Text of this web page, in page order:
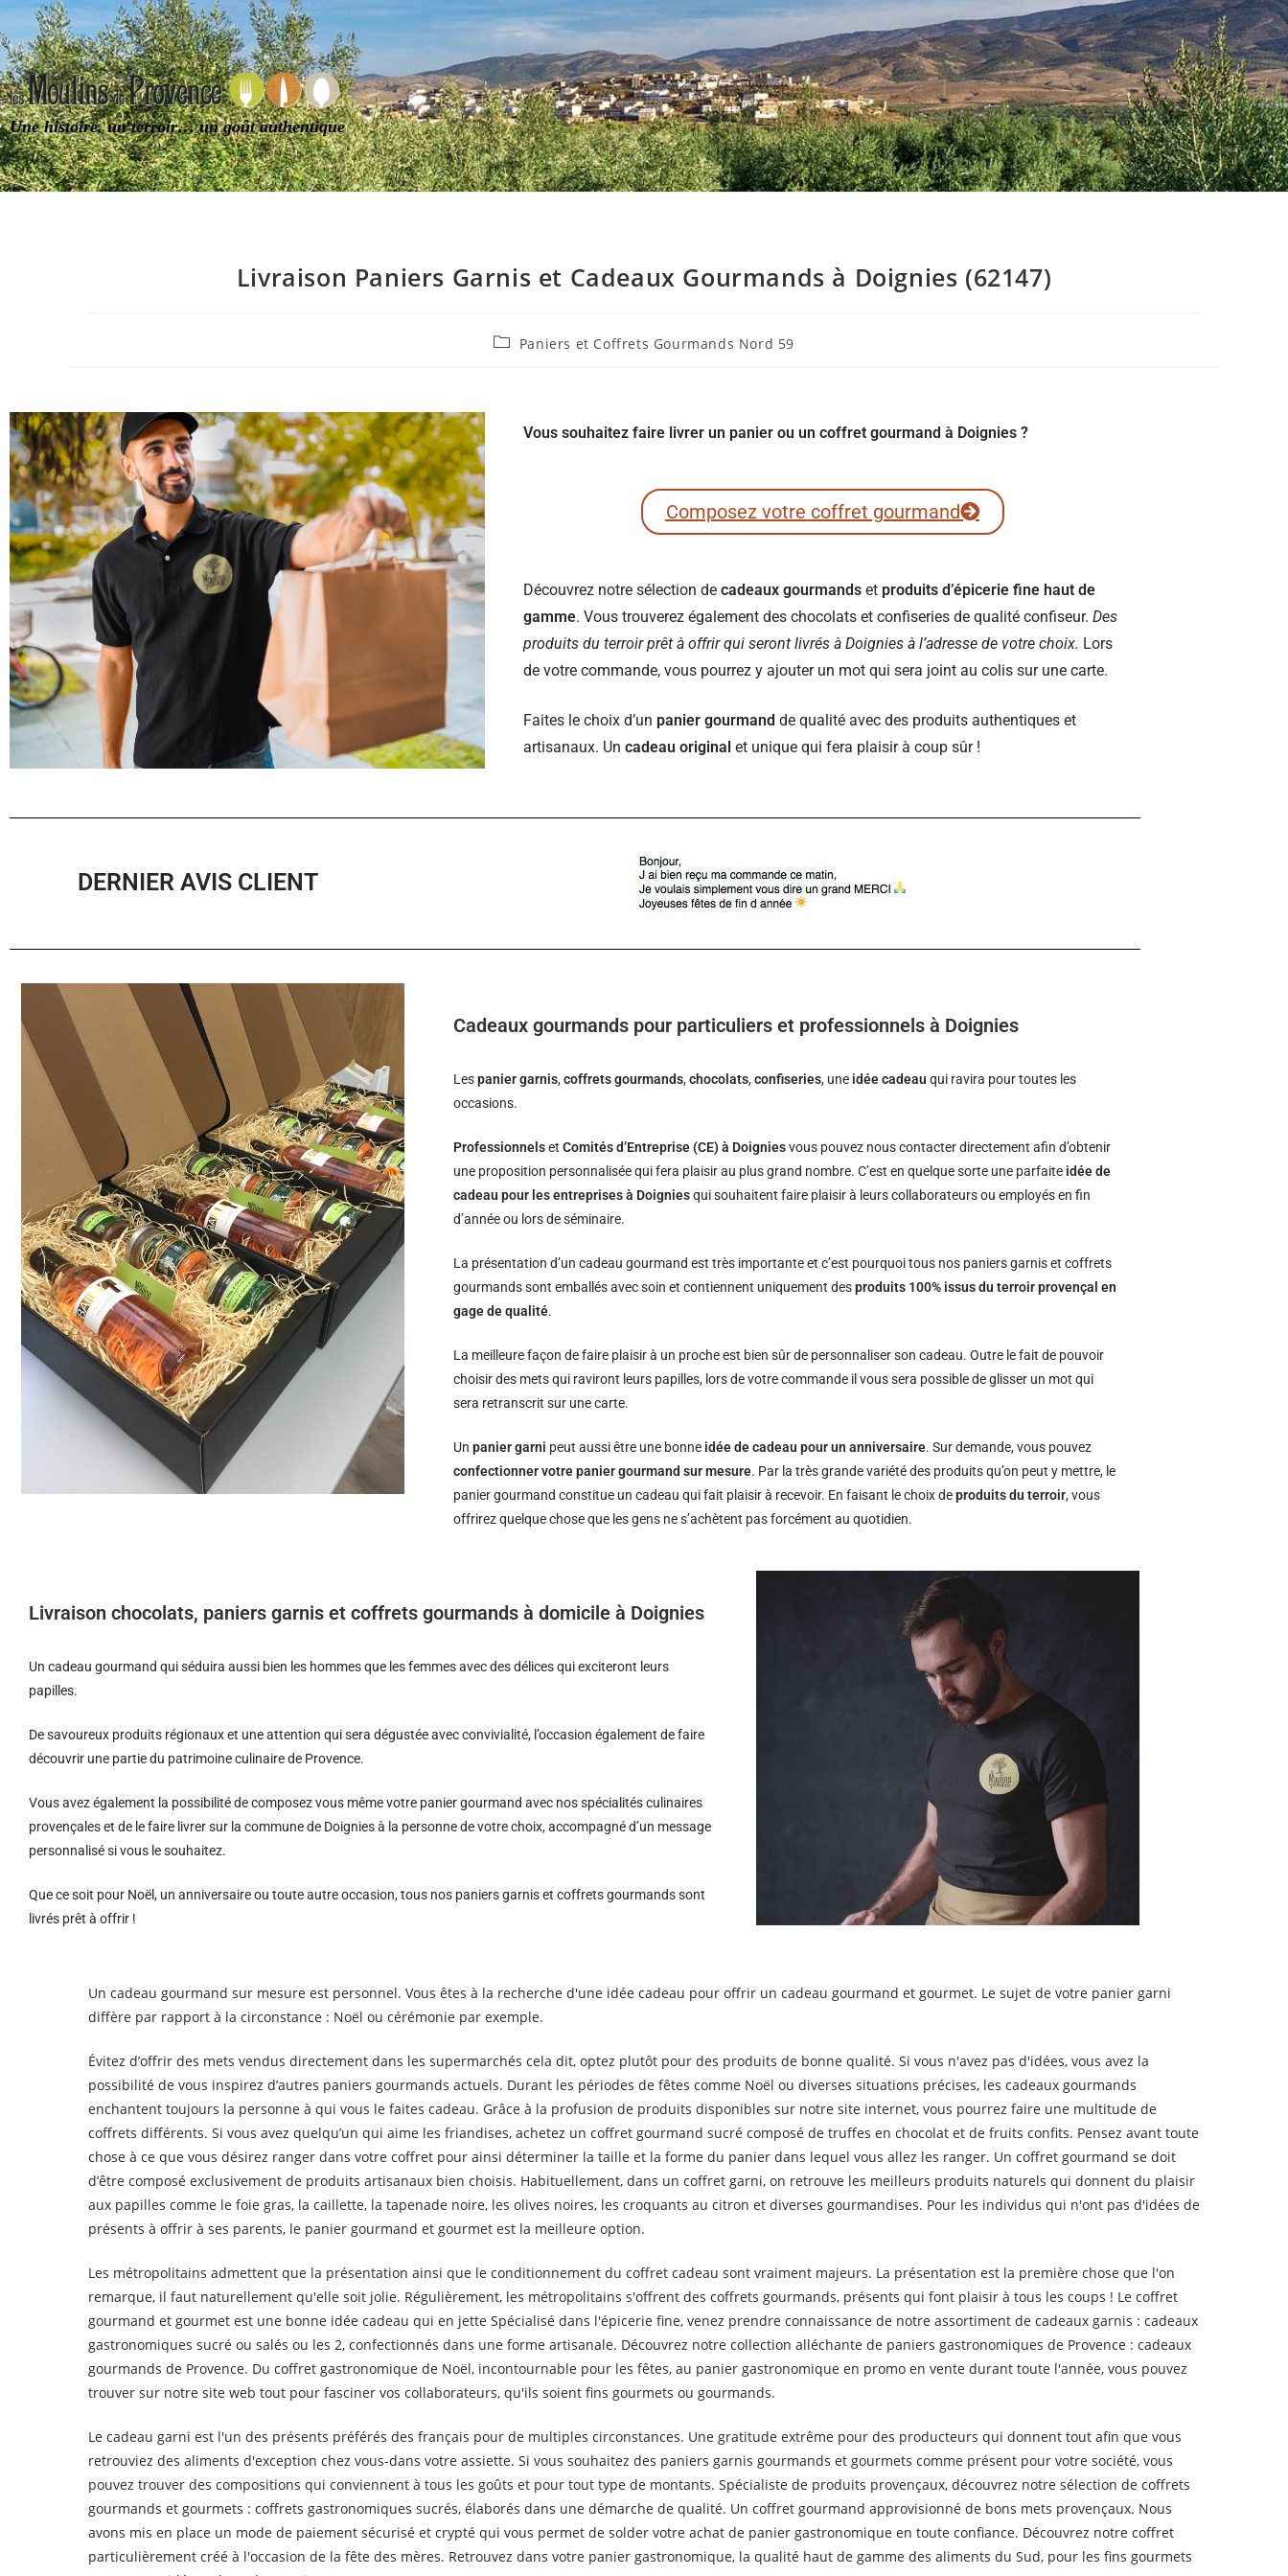
Une histoire, un terroir… un goût authentique
Livraison Paniers Garnis et Cadeaux Gourmands à Doignies (62147)
Paniers et Coffrets Gourmands Nord 59
Vous souhaitez faire livrer un panier ou un coffret gourmand à Doignies ?
Composez votre coffret gourmand
Découvrez notre sélection de cadeaux gourmands et produits d’épicerie fine haut de
gamme. Vous trouverez également des chocolats et confiseries de qualité confiseur. Des
produits du terroir prêt à offrir qui seront livrés à Doignies à l’adresse de votre choix. Lors
de votre commande, vous pourrez y ajouter un mot qui sera joint au colis sur une carte.
Faites le choix d’un panier gourmand de qualité avec des produits authentiques et
artisanaux. Un cadeau original et unique qui fera plaisir à coup sûr !
DERNIER AVIS CLIENT
Cadeaux gourmands pour particuliers et professionnels à Doignies
Lespanier garnis,coffrets gourmands,chocolats,confiseries, une idée cadeau qui ravira pour toutes les
occasions.
ProfessionnelsetComités d’Entreprise (CE) à Doigniesvous pouvez nous contacter directement afin d’obtenir
une proposition personnalisée qui fera plaisir au plus grand nombre. C’est en quelque sorte une parfaite idée de
cadeau pour les entreprises à Doigniesqui souhaitent faire plaisir à leurs collaborateurs ou employés en fin
d’année ou lors de séminaire.
La présentation d’un cadeau gourmand est très importante et c’est pourquoi tous nos paniers garnis et coffrets
gourmands sont emballés avec soin et contiennent uniquement desproduits 100% issus du terroir provençal en
gage de qualité.
La meilleure façon de faire plaisir à un proche est bien sûr de personnaliser son cadeau. Outre le fait de pouvoir
choisir des mets qui raviront leurs papilles, lors de votre commande il vous sera possible de glisser un mot qui
sera retranscrit sur une carte.
Unpanier garni peut aussi être une bonne idée de cadeau pour un anniversaire. Sur demande, vous pouvez
confectionner votre panier gourmand sur mesure. Par la très grande variété des produits qu’on peut y mettre, le
panier gourmand constitue un cadeau qui fait plaisir à recevoir. En faisant le choix deproduits du terroir, vous
offrirez quelque chose que les gens ne s’achètent pas forcément au quotidien.
Livraison chocolats, paniers garnis et coffrets gourmands à domicile à Doignies
Un cadeau gourmand qui séduira aussi bien les hommes que les femmes avec des délices qui exciteront leurs
papilles.
De savoureux produits régionaux et une attention qui sera dégustée avec convivialité, l’occasion également de faire
découvrir une partie du patrimoine culinaire de Provence.
Vous avez également la possibilité de composez vous même votre panier gourmand avec nos spécialités culinaires
provençales et de le faire livrer sur la commune de Doignies à la personne de votre choix, accompagné d’un message
personnalisé si vous le souhaitez.
Que ce soit pour Noël, un anniversaire ou toute autre occasion, tous nos paniers garnis et coffrets gourmands sont
livrés prêt à offrir !
Un cadeau gourmand sur mesure est personnel. Vous êtes à la recherche d'une idée cadeau pour offrir un cadeau gourmand et gourmet. Le sujet de votre panier garni
diffère par rapport à la circonstance : Noël ou cérémonie par exemple.
Évitez d’offrir des mets vendus directement dans les supermarchés cela dit, optez plutôt pour des produits de bonne qualité. Si vous n'avez pas d'idées, vous avez la
possibilité de vous inspirez d’autres paniers gourmands actuels. Durant les périodes de fêtes comme Noël ou diverses situations précises, les cadeaux gourmands
enchantent toujours la personne à qui vous le faites cadeau. Grâce à la profusion de produits disponibles sur notre site internet, vous pourrez faire une multitude de
coffrets différents. Si vous avez quelqu’un qui aime les friandises, achetez un coffret gourmand sucré composé de truffes en chocolat et de fruits confits. Pensez avant toute
chose à ce que vous désirez ranger dans votre coffret pour ainsi déterminer la taille et la forme du panier dans lequel vous allez les ranger. Un coffret gourmand se doit
d’être composé exclusivement de produits artisanaux bien choisis. Habituellement, dans un coffret garni, on retrouve les meilleurs produits naturels qui donnent du plaisir
aux papilles comme le foie gras, la caillette, la tapenade noire, les olives noires, les croquants au citron et diverses gourmandises. Pour les individus qui n'ont pas d'idées de
présents à offrir à ses parents, le panier gourmand et gourmet est la meilleure option.
Les métropolitains admettent que la présentation ainsi que le conditionnement du coffret cadeau sont vraiment majeurs. La présentation est la première chose que l'on
remarque, il faut naturellement qu'elle soit jolie. Régulièrement, les métropolitains s'offrent des coffrets gourmands, présents qui font plaisir à tous les coups ! Le coffret
gourmand et gourmet est une bonne idée cadeau qui en jette Spécialisé dans l'épicerie fine, venez prendre connaissance de notre assortiment de cadeaux garnis : cadeaux
gastronomiques sucré ou salés ou les 2, confectionnés dans une forme artisanale. Découvrez notre collection alléchante de paniers gastronomiques de Provence : cadeaux
gourmands de Provence. Du coffret gastronomique de Noël, incontournable pour les fêtes, au panier gastronomique en promo en vente durant toute l'année, vous pouvez
trouver sur notre site web tout pour fasciner vos collaborateurs, qu'ils soient fins gourmets ou gourmands.
Le cadeau garni est l'un des présents préférés des français pour de multiples circonstances. Une gratitude extrême pour des producteurs qui donnent tout afin que vous
retrouviez des aliments d'exception chez vous-dans votre assiette. Si vous souhaitez des paniers garnis gourmands et gourmets comme présent pour votre société, vous
pouvez trouver des compositions qui conviennent à tous les goûts et pour tout type de montants. Spécialiste de produits provençaux, découvrez notre sélection de coffrets
gourmands et gourmets : coffrets gastronomiques sucrés, élaborés dans une démarche de qualité. Un coffret gourmand approvisionné de bons mets provençaux. Nous
avons mis en place un mode de paiement sécurisé et crypté qui vous permet de solder votre achat de panier gastronomique en toute confiance. Découvrez notre coffret
particulièrement créé à l'occasion de la fête des mères. Retrouvez dans votre panier gastronomique, la qualité haut de gamme des aliments du Sud, pour les fins gourmets